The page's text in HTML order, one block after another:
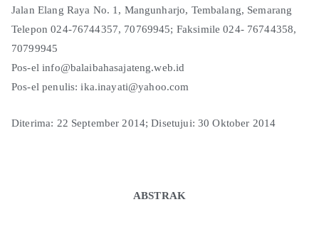
Jalan Elang Raya No. 1, Mangunharjo, Tembalang, Semarang
Telepon 024-76744357, 70769945; Faksimile 024- 76744358,
70799945
Pos-el info@balaibahasajateng.web.id
Pos-el penulis: ika.inayati@yahoo.com
Diterima: 22 September 2014; Disetujui: 30 Oktober 2014
ABSTRAK